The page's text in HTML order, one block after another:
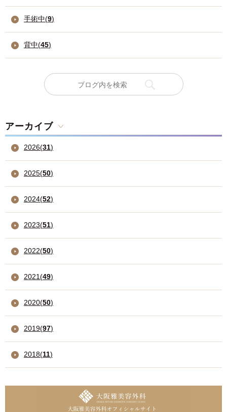
手術中(9)
背中(45)
アーカイブ
2026(31)
2025(50)
2024(52)
2023(51)
2022(50)
2021(49)
2020(50)
2019(97)
2018(11)